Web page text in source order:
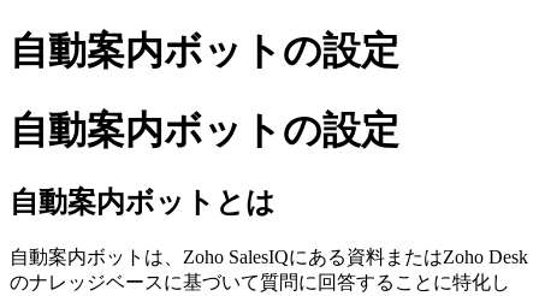
自動案内ボットの設定
自動案内ボットの設定
自動案内ボットとは
自動案内ボットは、Zoho SalesIQにある資料またはZoho Desk
のナレッジベースに基づいて質問に回答することに特化し